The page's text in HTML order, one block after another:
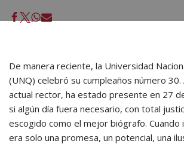
De manera reciente, la Universidad
(UNQ) celebró su cumpleaños número 30.
actual rector, ha estado presente en 27
si algún día fuera necesario, con total
escogido como el mejor biógrafo. Cuando
era solo una promesa, un potencial, una